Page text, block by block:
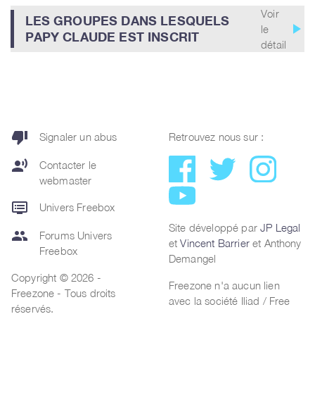
LES GROUPES DANS LESQUELS
PAPY CLAUDE EST INSCRIT
Voir
le
détail
play_arrow
thumb_down Signaler un abus
record_voice_over
Contacter le
webmaster
dvr Univers Freebox
group
Forums Univers
Freebox
Copyright © 2026 -
Freezone - Tous droits
réservés.
Retrouvez nous sur :
Site développé parJP Legal
etVincent Barrieret Anthony
Demangel
Freezone n'a aucun lien
avec la société Iliad / Free